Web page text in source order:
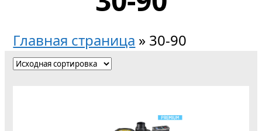
Главная страница » 30-90